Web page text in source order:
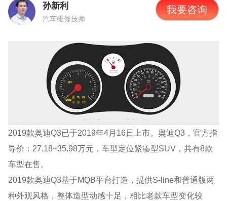
孙新利
汽车维修技师
我要咨询
2019款奥迪Q3已于2019年4月16日上市。奥迪Q3，官方指
导价：27.18~35.98万元，车型定位紧凑型SUV，共有8款
车型在售。
2019款奥迪Q3基于MQB平台打造，提供S-line和普通版两
种外观风格，整体造型动感十足，相比老款车型变化较